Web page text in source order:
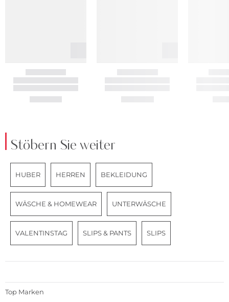
Stöbern Sie weiter
HUBER HERREN BEKLEIDUNG
WÄSCHE & HOMEWEAR UNTERWÄSCHE
VALENTINSTAG SLIPS & PANTS SLIPS
Top Marken